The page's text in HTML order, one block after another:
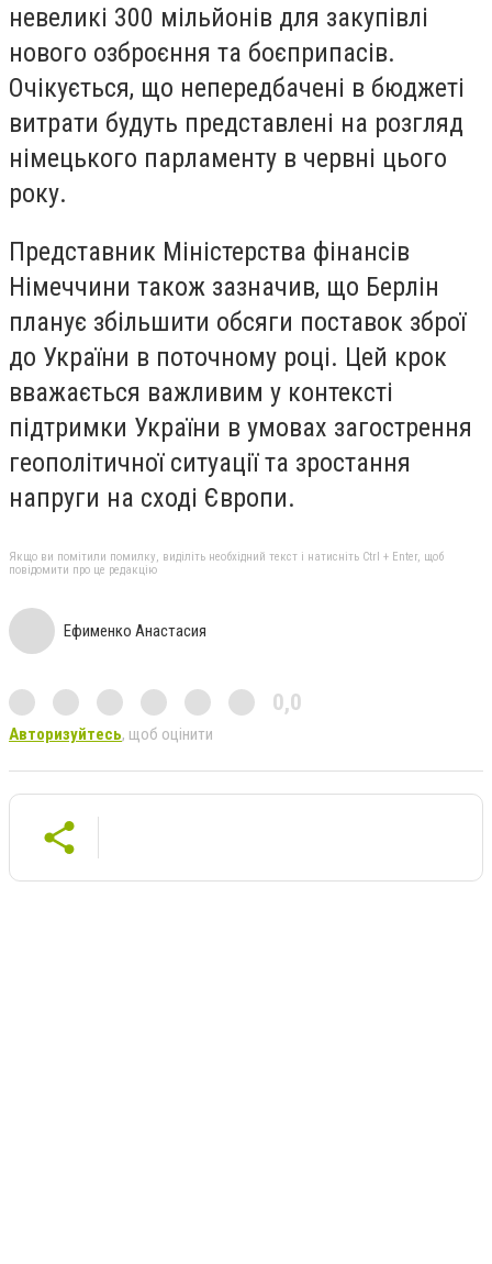
невеликі 300 мільйонів для закупівлі
нового озброєння та боєприпасів.
Очікується, що непередбачені в бюджеті
витрати будуть представлені на розгляд
німецького парламенту в червні цього
року.
Представник Міністерства фінансів
Німеччини також зазначив, що Берлін
планує збільшити обсяги поставок зброї
до України в поточному році. Цей крок
вважається важливим у контексті
підтримки України в умовах загострення
геополітичної ситуації та зростання
напруги на сході Європи.
Якщо ви помітили помилку, виділіть необхідний текст і натисніть Ctrl + Enter, щоб
повідомити про це редакцію
Ефименко Анастасия
0,0
Авторизуйтесь, щоб оцінити